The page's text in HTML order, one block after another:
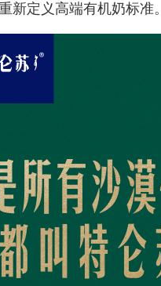
新定义高端有机奶标准。